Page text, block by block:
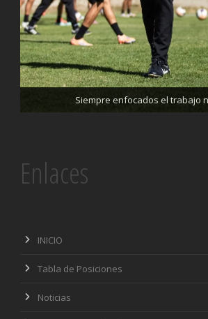
Siempre enfocados el trabajo
Trabajando enfocados, listos para el
Enlaces
INICIO
Tabla de Posiciones
Noticias